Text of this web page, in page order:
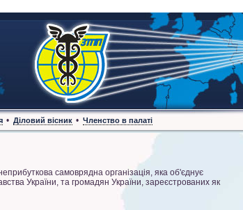
• Діловий вісник • Членство в палаті
самоврядна організація, яка об'єднує
України, та громадян України, зареєстрованих як